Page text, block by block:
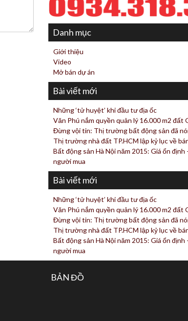
Danh mục
Giới thiệu
Video
Mở bán dự án
Bài viết mới
Những ‘tử huyệt’ khi đầu tư địa ốc
Văn Phú nắm quyền quản lý 16.000 m2 đất
Đừng vội tin: Thị trường bất động sản đã
Thị trường nhà đất TP.HCM lập kỷ lục về
Bất động sản Hà Nội năm 2015: Giá ổn định
người mua
Bài viết mới
Những ‘tử huyệt’ khi đầu tư địa ốc
Văn Phú nắm quyền quản lý 16.000 m2 đất
Đừng vội tin: Thị trường bất động sản đã
Thị trường nhà đất TP.HCM lập kỷ lục về
Bất động sản Hà Nội năm 2015: Giá ổn định
người mua
BẢN ĐỒ